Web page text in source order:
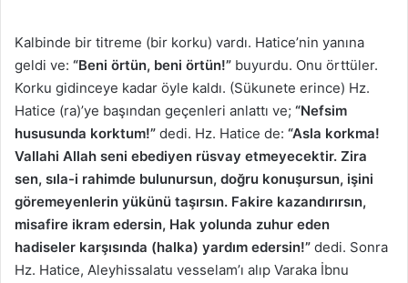
Kalbinde bir titreme (bir korku) vardı. Hatice’nin yanına
geldi ve: “Beni örtün, beni örtün!” buyurdu. Onu örttüler.
Korku gidinceye kadar öyle kaldı. (Sükunete erince) Hz.
Hatice (ra)’ye başından geçenleri anlattı ve; “Nefsim
hususunda korktum!” dedi. Hz. Hatice de: “Asla korkma!
Vallahi Allah seni ebediyen rüsvay etmeyecektir. Zira
sen, sıla-i rahimde bulunursun, doğru konuşursun, işini
göremeyenlerin yükünü taşırsın. Fakire kazandırırsın,
misafire ikram edersin, Hak yolunda zuhur eden
hadiseler karşısında (halka) yardım edersin!” dedi. Sonra
Hz. Hatice, Aleyhissalatu vesselam’ı alıp Varaka İbnu